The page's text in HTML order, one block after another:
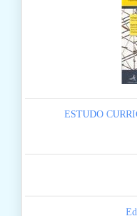
ESTUDO